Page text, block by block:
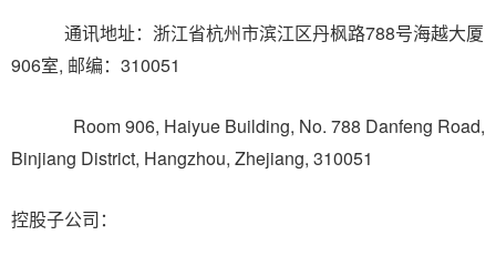
通讯地址：浙江省杭州市滨江区丹枫路788号海越大厦
906室, 邮编：310051
Room 906, Haiyue Building, No. 788 Danfeng Road,
Binjiang District, Hangzhou, Zhejiang, 310051
控股子公司：